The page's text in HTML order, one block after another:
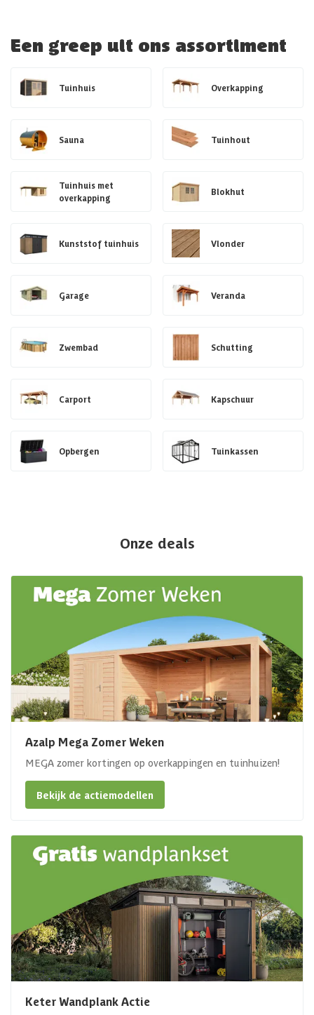
Een greep uit ons assortiment
Tuinhuis Overkapping
Sauna Tuinhout
Tuinhuis met
overkapping
Blokhut
Kunststof tuinhuis Vlonder
Garage Veranda
Zwembad Schutting
Carport Kapschuur
Opbergen Tuinkassen
Onze deals
Azalp Mega Zomer Weken
MEGA zomer kortingen op overkappingen en tuinhuizen!
Bekijk de actiemodellen
Keter Wandplank Actie